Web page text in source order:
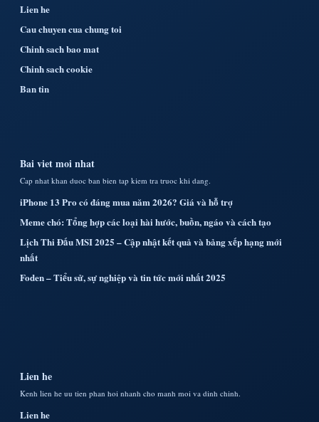
Lien he
Cau chuyen cua chung toi
Chinh sach bao mat
Chinh sach cookie
Ban tin
Bai viet moi nhat
Cap nhat khan duoc ban bien tap kiem tra truoc khi dang.
iPhone 13 Pro có đáng mua năm 2026? Giá và hỗ trợ
Meme chó: Tổng hợp các loại hài hước, buồn, ngáo và cách tạo
Lịch Thi Đấu MSI 2025 – Cập nhật kết quả và bảng xếp hạng mới
nhất
Foden – Tiểu sử, sự nghiệp và tin tức mới nhất 2025
Lien he
Kenh lien he uu tien phan hoi nhanh cho manh moi va dinh chinh.
Lien he